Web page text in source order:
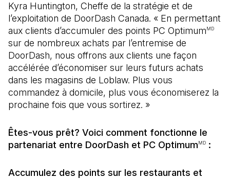
Kyra Huntington, Cheffe de la stratégie et de
l’exploitation de DoorDash Canada. « En permettant
aux clients d’accumuler des points PC OptimumMD
sur de nombreux achats par l’entremise de
DoorDash, nous offrons aux clients une façon
accélérée d’économiser sur leurs futurs achats
dans les magasins de Loblaw. Plus vous
commandez à domicile, plus vous économiserez la
prochaine fois que vous sortirez. »
Êtes-vous prêt? Voici comment fonctionne le
partenariat entre DoorDash et PC OptimumMD :
Accumulez des points sur les restaurants et